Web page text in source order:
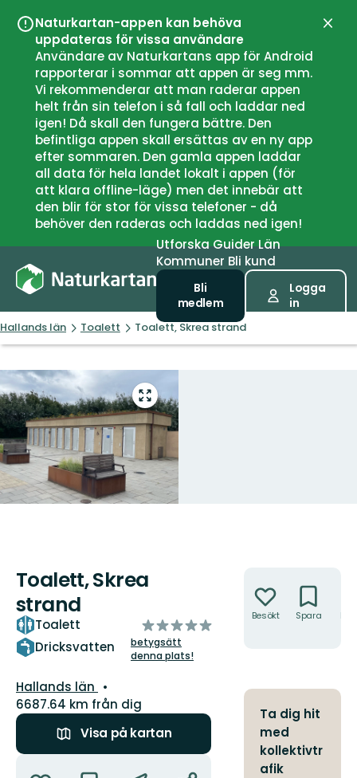
Naturkartan-appen kan behöva
uppdateras för vissa användare
Användare av Naturkartans app för Android
rapporterar i sommar att appen är seg mm.
Vi rekommenderar att man raderar appen
helt från sin telefon i så fall och laddar ned
igen! Då skall den fungera bättre. Den
befintliga appen skall ersättas av en ny app
efter sommaren. Den gamla appen laddar
all data för hela landet lokalt i appen (för
att klara offline-läge) men det innebär att
den blir för stor för vissa telefoner - då
behöver den raderas och laddas ned igen!
UtforskaGuiderLän
Kommuner Bli kund
Bli
medlem
Logga
in
Hallands län Toalett Toalett, Skrea strand
Gå
till
helskärmsläge
Toalett, Skrea
strand
Toalett
Dricksvatten
av
5
stjärnor
betygsätt
denna plats!
Län:
Hallands län
6687.64 km från dig
Visa på kartan
Besökt Spara
Ta dig hit
med
kollektivtr
afik